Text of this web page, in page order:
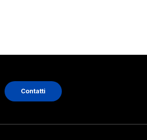
Contatti